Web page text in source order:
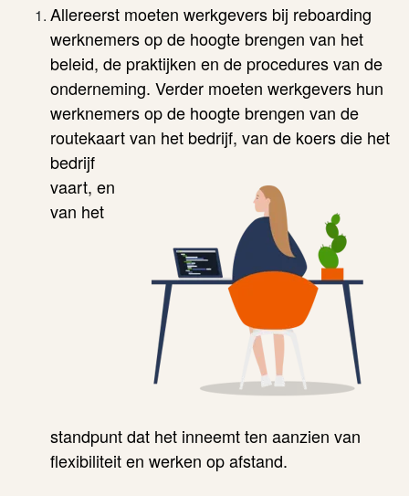
Allereerst moeten werkgevers bij reboarding
werknemers op de hoogte brengen van het
beleid, de praktijken en de procedures van de
onderneming. Verder moeten werkgevers hun
werknemers op de hoogte brengen van de
routekaartvan het bedrijf, van de koers die het
bedrijf
vaart, en
van het
standpunt dat het inneemt ten aanzien van
flexibiliteit en werken op afstand.